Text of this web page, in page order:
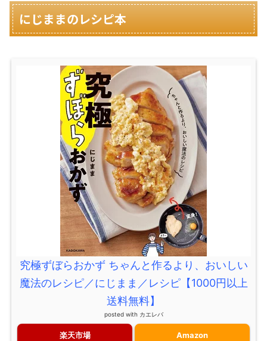
にじままのレシピ本
究極ずぼらおかず ちゃんと作るより、おいしい
魔法のレシピ／にじまま／レシピ【1000円以上
送料無料】
posted with カエレバ
楽天市場 Amazon